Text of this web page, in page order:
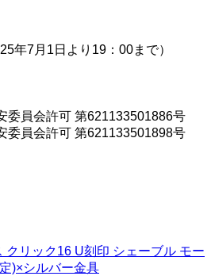
年7月1日より19：00まで）
員会許可 第621133501886号
委員会許可 第621133501898号
クリック16 U刻印 シェーブル モー
)×シルバー金具